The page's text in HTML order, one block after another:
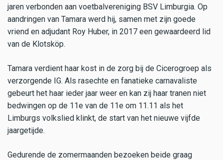
jaren verbonden aan voetbalvereniging BSV Limburgia. Op
aandringen van Tamara werd hij, samen met zijn goede
vriend en adjudant Roy Huber, in 2017 een gewaardeerd lid
van de Klotsköp.
Tamara verdient haar kost in de zorg bij de Cicerogroep als
verzorgende IG. Als rasechte en fanatieke carnavaliste
gebeurt het haar ieder jaar weer en kan zij haar tranen niet
bedwingen op de 11e van de 11e om 11.11 als het
Limburgs volkslied klinkt, de start van het nieuwe vijfde
jaargetijde.
Gedurende de zomermaanden bezoeken beide graag